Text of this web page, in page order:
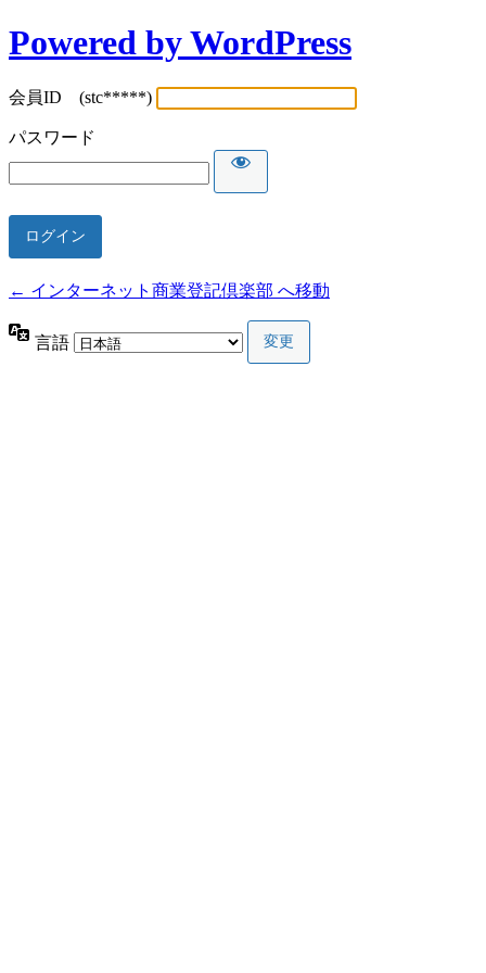
Powered by WordPress
会員ID (stc*****)
パスワード
← インターネット商業登記倶楽部 へ移動
言語